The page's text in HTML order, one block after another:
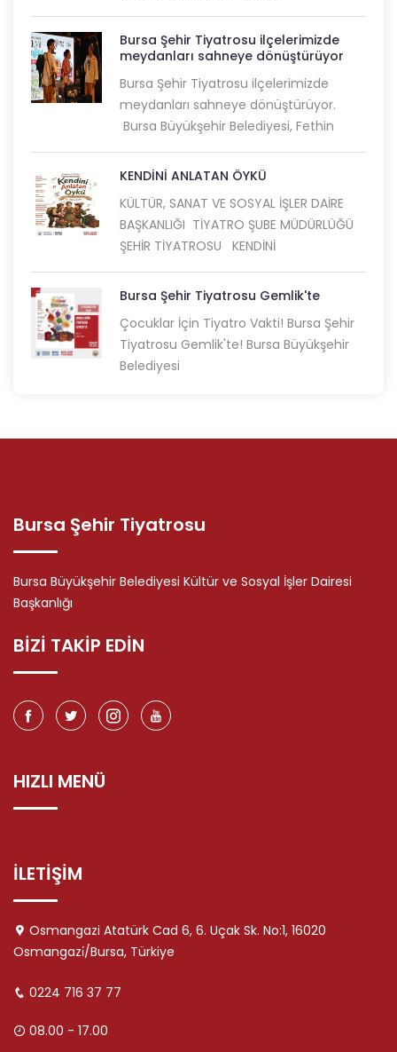
Bursa Şehir Tiyatrosu ilçelerimizde
meydanları sahneye dönüştürüyor
Bursa Şehir Tiyatrosu ilçelerimizde
meydanları sahneye dönüştürüyor.
Bursa Büyükşehir Belediyesi, Fethin
KENDİNİ ANLATAN ÖYKÜ
KÜLTÜR, SANAT VE SOSYAL İŞLER DAİRE
BAŞKANLIĞI TİYATRO ŞUBE MÜDÜRLÜĞÜ
ŞEHİR TİYATROSU KENDİNİ
Bursa Şehir Tiyatrosu Gemlik'te
Çocuklar İçin Tiyatro Vakti! Bursa Şehir
Tiyatrosu Gemlik'te! Bursa Büyükşehir
Belediyesi
Bursa Şehir Tiyatrosu
Bursa Büyükşehir Belediyesi Kültür ve Sosyal İşler Dairesi
Başkanlığı
BİZİ TAKİP EDİN
HIZLI MENÜ
İLETİŞİM
Osmangazi Atatürk Cad 6, 6. Uçak Sk. No:1, 16020
Osmangazi̇/Bursa, Türkiye
0224 716 37 77
08.00 - 17.00